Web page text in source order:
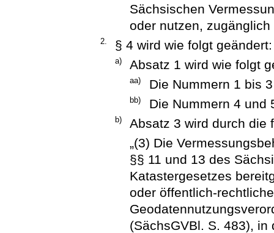
Sächsischen
oder nutzen, zugänglich
2. § 4 wird wie folgt geändert:
a) Absatz 1 wird wie folgt
aa) Die Nummern 1 bis
bb) Die Nummern 4 und
b)
Absatz 3 wird durch die
„(3) Die
§§ 11 und 13 des
Katastergesetzes
oder öffentlich-
(SächsGVBl. S. 483),